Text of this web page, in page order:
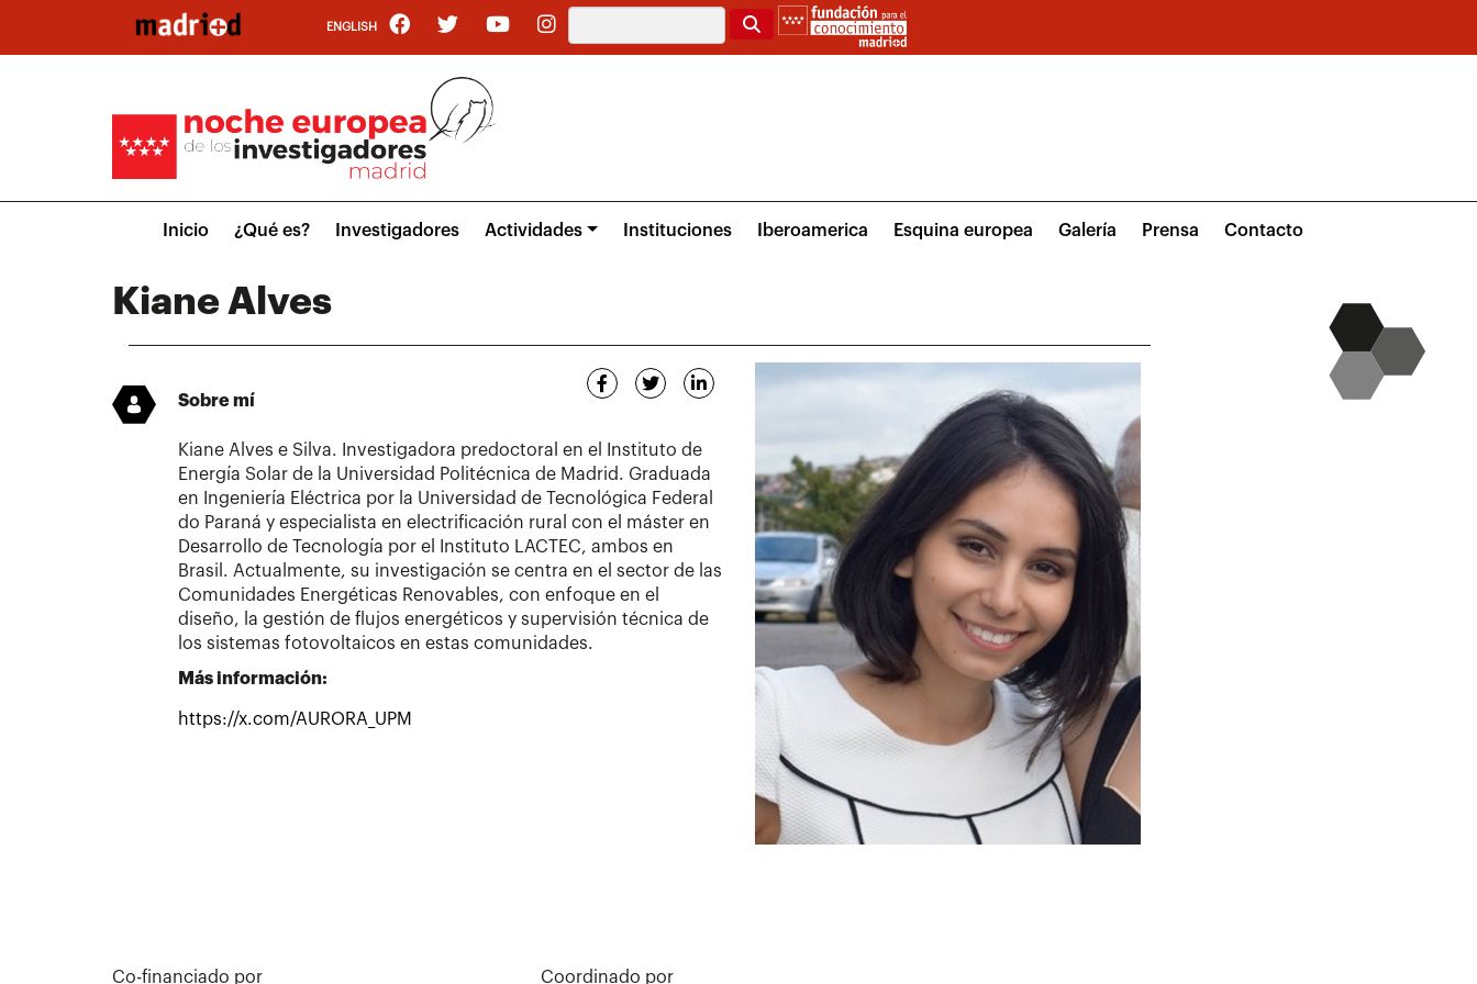
contenido
ENGLISH Buscar
menuInicio ¿Qué es? Investigadores Actividades Instituciones Iberoamerica Esquina europea Galería Prensa Contacto
Kiane Alves
Sobre mí
Kiane Alves e Silva. Investigadora predoctoral en el Instituto de
Energía Solar de la Universidad Politécnica de Madrid. Graduada
en Ingeniería Eléctrica por la Universidad de Tecnológica Federal
do Paraná y especialista en electrificación rural con el máster en
Desarrollo de Tecnología por el Instituto LACTEC, ambos en
Brasil. Actualmente, su investigación se centra en el sector de las
Comunidades Energéticas Renovables, con enfoque en el
diseño, la gestión de flujos energéticos y supervisión técnica de
los sistemas fotovoltaicos en estas comunidades.
Más información:
https://x.com/AURORA_UPM
Co-financiado por Coordinado por